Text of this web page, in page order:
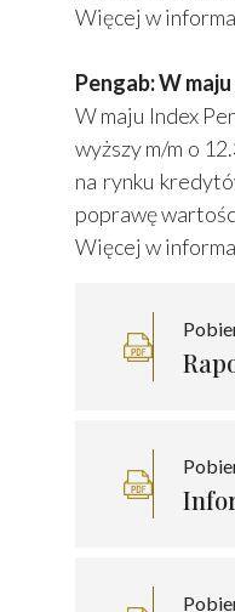
​Więcej w
Pengab: W
W maju Index
wyższy m/m o
na rynku
poprawę
Więcej w